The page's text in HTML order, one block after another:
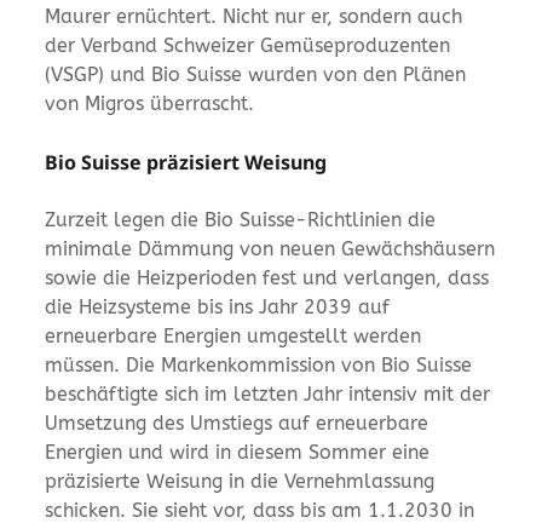
Maurer ernüchtert. Nicht nur er, sondern auch
der Verband Schweizer Gemüseproduzenten
(VSGP) und Bio Suisse wurden von den Plänen
von Migros überrascht.
Bio Suisse präzisiert Weisung
Zurzeit legen die Bio Suisse-Richtlinien die
minimale Dämmung von neuen Gewächshäusern
sowie die Heizperioden fest und verlangen, dass
die Heizsysteme bis ins Jahr 2039 auf
erneuerbare Energien umgestellt werden
müssen. Die Markenkommission von Bio Suisse
beschäftigte sich im letzten Jahr intensiv mit der
Umsetzung des Umstiegs auf erneuerbare
Energien und wird in diesem Sommer eine
präzisierte Weisung in die Vernehmlassung
schicken. Sie sieht vor, dass bis am 1.1.2030 in